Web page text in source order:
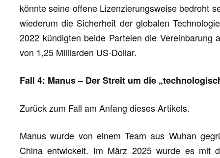
könnte seine offene Lizenzierungsweise bedroht
wiederum die Sicherheit der globalen
2022 kündigten beide Parteien die
von 1,25 Milliarden US-Dollar.
Fall 4: Manus – Der Streit um die
Zurück zum Fall am Anfang dieses Artikels.
Manus wurde von einem Team aus Wuhan
China entwickelt. Im März 2025 wurde es mit